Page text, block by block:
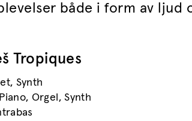
både i form av ljud
Tropiques
Synth
Orgel, Synth